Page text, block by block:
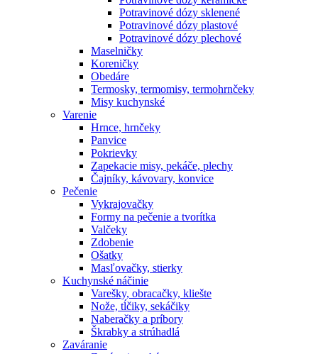
Potravinové dózy sklenené
Potravinové dózy plastové
Potravinové dózy plechové
Maselničky
Koreničky
Obedáre
Termosky, termomisy, termohrnčeky
Misy kuchynské
Varenie
Hrnce, hrnčeky
Panvice
Pokrievky
Zapekacie misy, pekáče, plechy
Čajníky, kávovary, konvice
Pečenie
Vykrajovačky
Formy na pečenie a tvorítka
Valčeky
Zdobenie
Ošatky
Masľovačky, stierky
Kuchynské náčinie
Varešky, obracačky, kliešte
Nože, tĺčiky, sekáčiky
Naberačky a príbory
Škrabky a strúhadlá
Zaváranie